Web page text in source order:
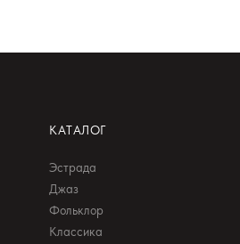
КАТАЛОГ
Эстрада
Джаз
Фольклор
Классика